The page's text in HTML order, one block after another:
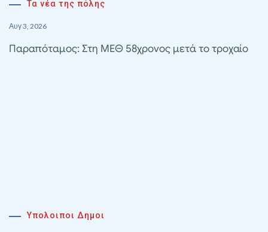
Τα νέα της πόλης
Αυγ 3, 2026
Παραπόταμος: Στη ΜΕΘ 58χρονος μετά το τροχαίο
Υπολοιποι Δημοι